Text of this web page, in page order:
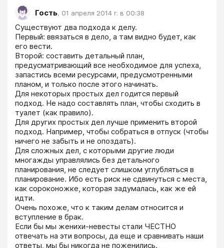
Гость, 01 апреля 2014 г. в 00:38
Существуют два подхода к делу.
Первый: ввязаться в дело, а там видно будет, как
его вести.
Второй: составить детальный план,
предусматривающий все необходимое для успеха,
запастись всеми ресурсами, предусмотренными
планом, и только после этого начинать.
Для некоторых простых дел годится первый
подход. Не надо составлять план, чтобы сходить в
туалет (как правило).
Для других простых дел лучше применить второй
подход. Например, чтобы собраться в отпуск (чтобы
ничего не забыть и не опоздать).
Для сложных дел, с которыми другие люди
многажды управлялись без детального
планирования, не следует слишком углубляться в
планирование. Ибо есть риск не сдвинуться с места,
как сороконожке, которая задумалась, как же ей
идти.
Очень похоже, что к таким делам относится и
вступление в брак.
Если бы мы женихи-невесты стали ЧЕСТНО
отвечать на эти вопросы, да еще и сравнивать наши
ответы, мы бы никогда не поженились.